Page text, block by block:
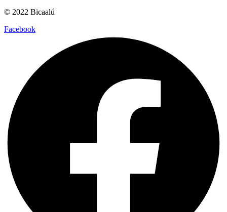
© 2022 Bicaalú
Facebook